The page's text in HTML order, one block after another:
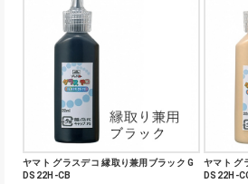
ヤマト グラスデコ 縁取り兼用ブラック G
DS22H-CB
ヤマト グ
DS22H-